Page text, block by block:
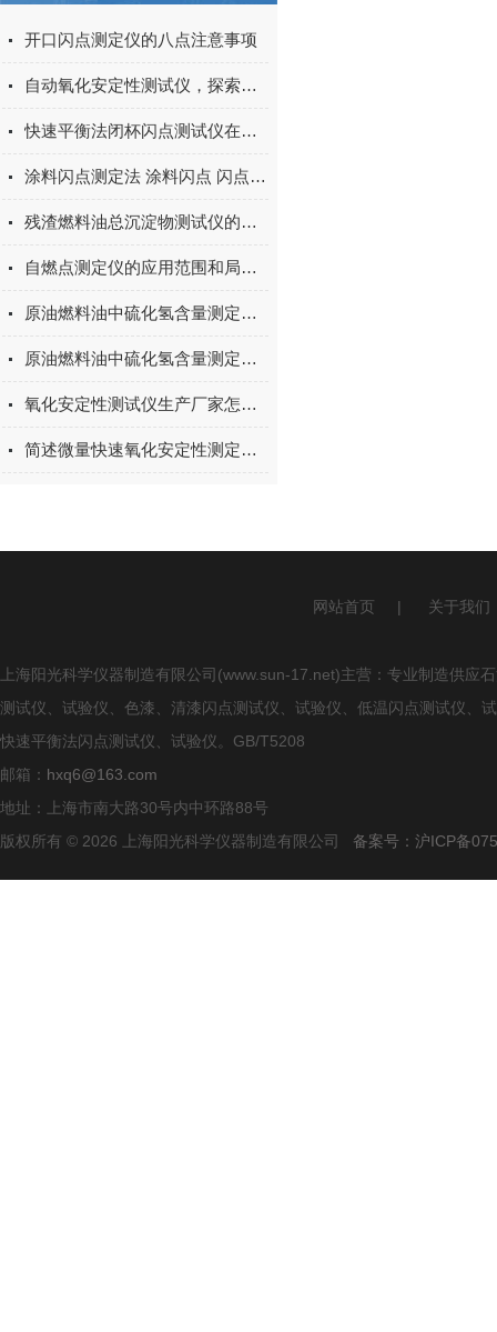
开口闪点测定仪的八点注意事项
自动氧化安定性测试仪，探索内燃机油的氧化安定性
快速平衡法闭杯闪点测试仪在石油产品检测中的重要性
涂料闪点测定法 涂料闪点 闪点值使用参考表（GB/T5208）
残渣燃料油总沉淀物测试仪的功能有哪些？
自燃点测定仪的应用范围和局限性
原油燃料油中硫化氢含量测定仪测定低合金钢和低碳钢中硫的含量
原油燃料油中硫化氢含量测定仪在环保监测中的应用
氧化安定性测试仪生产厂家怎么选？上海阳光科学仪器技术实力与产品解析
简述微量快速氧化安定性测定仪的常见问题相应解决方法
网站首页 | 关于我们
上海阳光科学仪器制造有限公司(www.sun-17.net)主营：专业制造供
测试仪、试验仪、色漆、清漆闪点测试仪、试验仪、低温闪点测试仪、
快速平衡法闪点测试仪、试验仪。GB/T5208
邮箱： hxq6@163.com
地址：上海市南大路30号内中环路88号
版权所有 © 2026 上海阳光科学仪器制造有限公司 备案号：沪ICP备